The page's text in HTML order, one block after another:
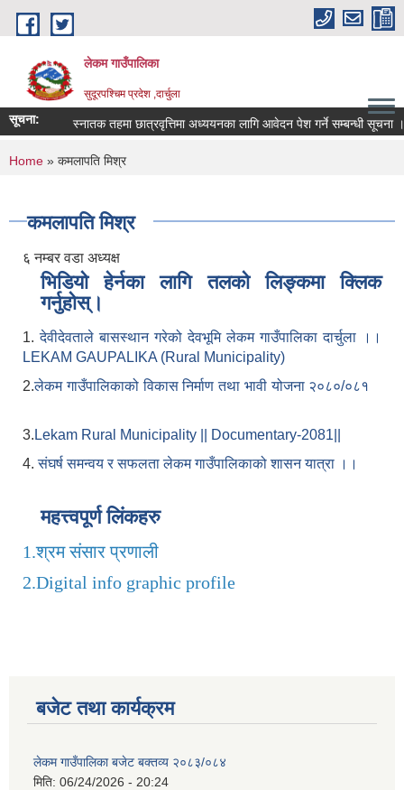
Skip to main content
लेकम गाउँपालिका
सुदूरपश्चिम प्रदेश ,दार्चुला
सूचना: स्नातक तहमा छात्रवृत्तिमा अध्ययनका लागि आवेदन पेश गर्ने सम्बन्धी सूचना ।
You are here
Home » कमलापति मिश्र
कमलापति मिश्र
६ नम्बर वडा अध्यक्ष
भिडियो हेर्नका लागि तलको लिङ्कमा क्लिक
गर्नुहोस्।
1.देवीदेवताले बासस्थान गरेको देवभूमि लेकम गाउँपालिका दार्चुला ।।
LEKAM GAUPALIKA (Rural Municipality)
2.लेकम गाउँपालिकाको विकास निर्माण तथा भावी योजना २०८०/०८१
3. Lekam Rural Municipality || Documentary-2081||
4.संघर्ष समन्वय र सफलता लेकम गाउँपालिकाको शासन यात्रा ।।
महत्त्वपूर्ण लिंकहरु
1.श्रम संसार प्रणाली
2.Digital info graphic profile
बजेट तथा कार्यक्रम
लेकम गाउँपालिका बजेट बक्तव्य २०८३/०८४
मिति: 06/24/2026 - 20:24